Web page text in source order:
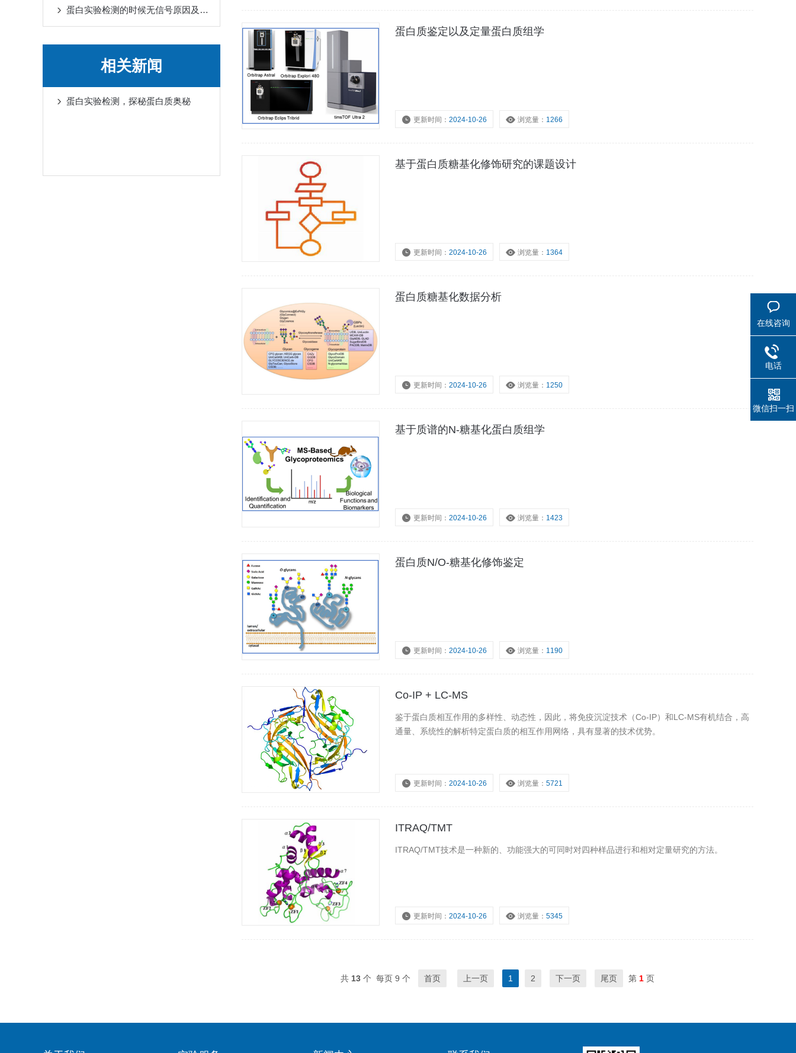
蛋白实验检测的时候无信号原因及解决方案
相关新闻
蛋白实验检测，探秘蛋白质奥秘
蛋白质鉴定以及定量蛋白质组学
更新时间：2024-10-26 浏览量： 1266
基于蛋白质糖基化修饰研究的课题设计
更新时间：2024-10-26 浏览量： 1364
蛋白质糖基化数据分析
更新时间：2024-10-26 浏览量： 1250
基于质谱的N-糖基化蛋白质组学
更新时间：2024-10-26 浏览量： 1423
蛋白质N/O-糖基化修饰鉴定
更新时间：2024-10-26 浏览量： 1190
Co-IP + LC-MS
鉴于蛋白质相互作用的多样性、动态性，因此，将免疫沉淀技术（Co-IP）和LC-MS有机结合，高
通量、系统性的解析特定蛋白质的相互作用网络，具有显著的技术优势。
更新时间：2024-10-26 浏览量：5721
ITRAQ/TMT
ITRAQ/TMT技术是一种新的、功能强大的可同时对四种样品进行和相对定量研究的方法。
更新时间：2024-10-26 浏览量：5345
共 13 个 每页 9 个 首页 上一页 1 2 下一页 尾页 第 1 页
在线咨询
电话
微信扫一扫